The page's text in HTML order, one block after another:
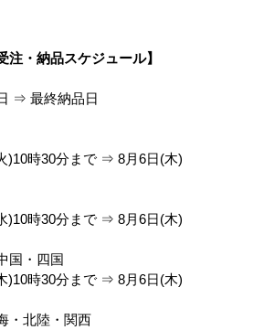
Javanica Anaerobic at
年クロップ)
注・納品スケジュール】
⇒ 最終納品日
)10時30分まで ⇒ 8月6日(木)
)10時30分まで ⇒ 8月6日(木)
国・四国
)10時30分まで ⇒ 8月6日(木)
・北陸・関西